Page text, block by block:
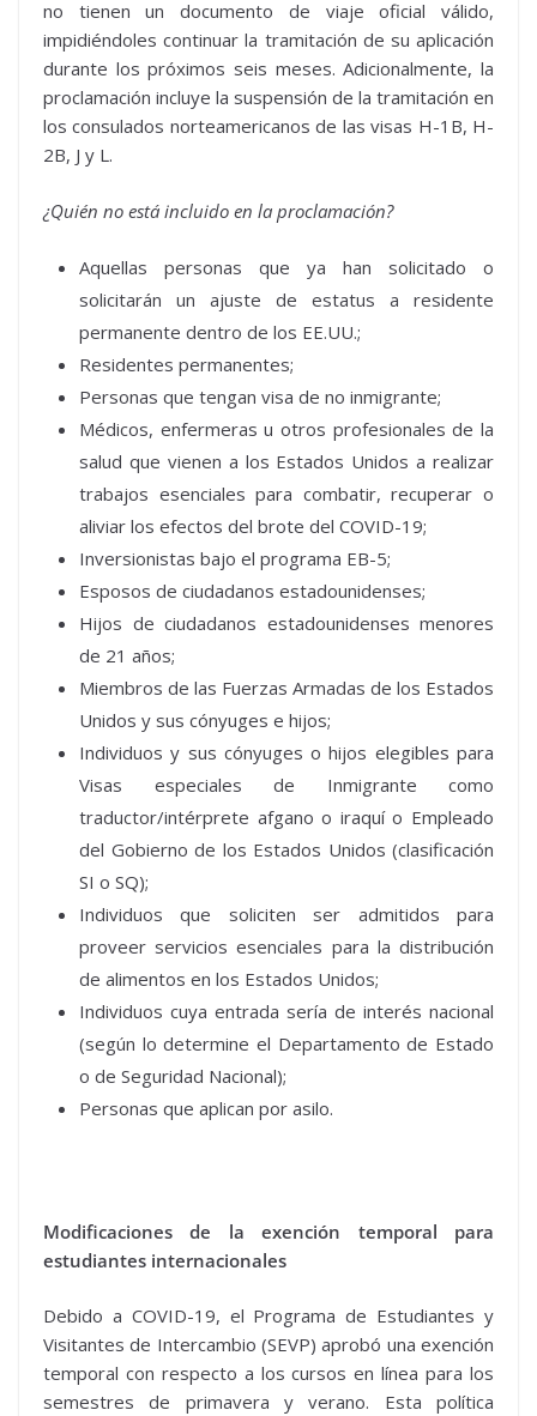
no tienen un documento de viaje oficial válido,
impidiéndoles continuar la tramitación de su aplicación
durante los próximos seis meses. Adicionalmente, la
proclamación incluye la suspensión de la tramitación en
los consulados norteamericanos de las visas H-1B, H-
2B, J y L.
¿Quién no está incluido en la proclamación?
Aquellas personas que ya han solicitado o
solicitarán un ajuste de estatus a residente
permanente dentro de los EE.UU.;
Residentes permanentes;
Personas que tengan visa de no inmigrante;
Médicos, enfermeras u otros profesionales de la
salud que vienen a los Estados Unidos a realizar
trabajos esenciales para combatir, recuperar o
aliviar los efectos del brote del COVID-19;
Inversionistas bajo el programa EB-5;
Esposos de ciudadanos estadounidenses;
Hijos de ciudadanos estadounidenses menores
de 21 años;
Miembros de las Fuerzas Armadas de los Estados
Unidos y sus cónyuges e hijos;
Individuos y sus cónyuges o hijos elegibles para
Visas especiales de Inmigrante como
traductor/intérprete afgano o iraquí o Empleado
del Gobierno de los Estados Unidos (clasificación
SI o SQ);
Individuos que soliciten ser admitidos para
proveer servicios esenciales para la distribución
de alimentos en los Estados Unidos;
Individuos cuya entrada sería de interés nacional
(según lo determine el Departamento de Estado
o de Seguridad Nacional);
Personas que aplican por asilo.
Modificaciones de la exención temporal para
estudiantes internacionales
Debido a COVID-19, el Programa de Estudiantes y
Visitantes de Intercambio (SEVP) aprobó una exención
temporal con respecto a los cursos en línea para los
semestres de primavera y verano. Esta política